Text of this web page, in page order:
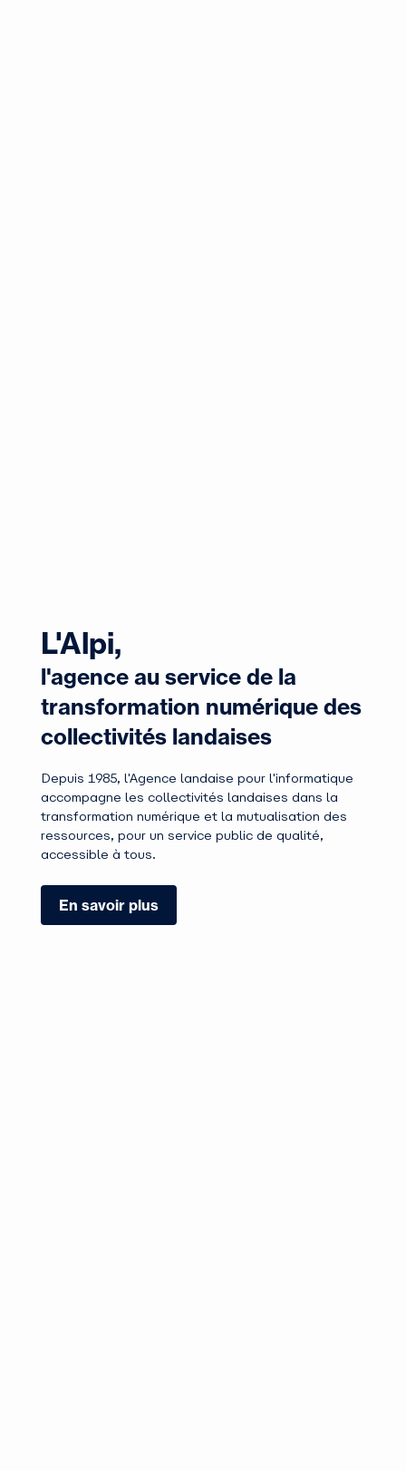
L'Alpi,
l'agence au service de la
transformation numérique des
collectivités landaises
Depuis 1985, l'Agence landaise pour l'informatique
accompagne les collectivités landaises dans la
transformation numérique et la mutualisation des
ressources, pour un service public de qualité,
accessible à tous.
En savoir plus